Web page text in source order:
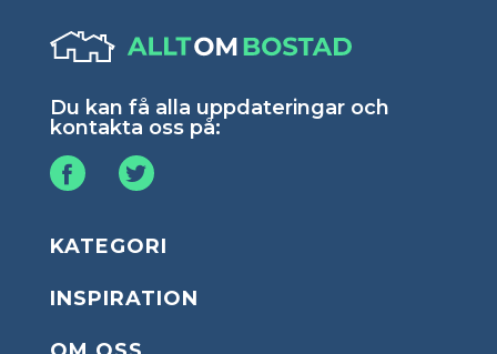
Du kan få alla uppdateringar och
kontakta oss på:
KATEGORI
INSPIRATION